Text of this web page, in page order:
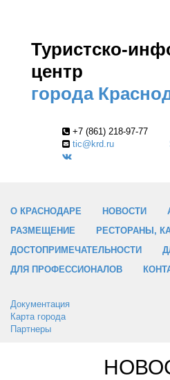
Туристско-
центр
города
+7 (861) 218-97-77
tic@krd.ru
О КРАСНОДАРЕ НОВОСТИ
РАЗМЕЩЕНИЕ
РЕСТОРАНЫ,
ДОСТОПРИМЕЧАТЕЛЬНОСТИ
ДЛЯ ПРОФЕССИОНАЛОВ
Документация
Карта города
Партнеры